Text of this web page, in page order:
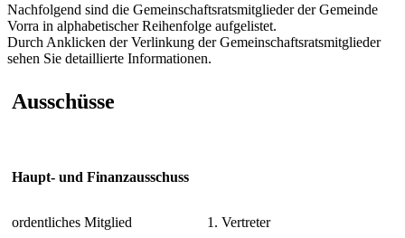
Nachfolgend sind die Gemeinschaftsratsmitglieder der Gemeinde
Vorra in alphabetischer Reihenfolge aufgelistet.
Durch Anklicken der Verlinkung der Gemeinschaftsratsmitglieder
sehen Sie detaillierte Informationen.
Ausschüsse
Haupt- und Finanzausschuss
ordentliches Mitglied
1. Vertreter